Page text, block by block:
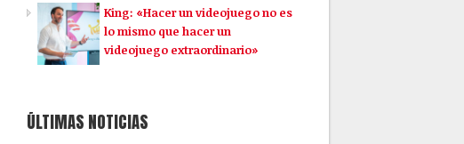
King: «Hacer un videojuego no es
lo mismo que hacer un
videojuego extraordinario»
ÚLTIMAS NOTICIAS